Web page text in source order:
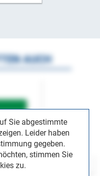
Sie abgestimmte
Leider haben
gegeben.
stimmen Sie
zu.
AUCH